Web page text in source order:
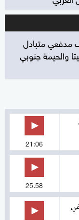
مدفعي متبادل
والحيمة جنوبي
21:06
25:58